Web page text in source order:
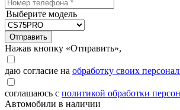
Выберите модель
Отправить
Нажав кнопку «Отправить»,
даю согласие на обработку своих
соглашаюсь с политикой обработки
Автомобили в наличии